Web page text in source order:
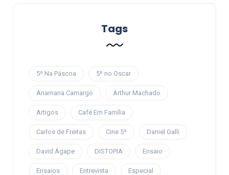
Tags
5º Na Páscoa 5º no Oscar
Anamaria Camargo Arthur Machado
Artigos Café Em Família
Carlos de Freitas Cine 5º Daniel Galli
David Ágape DISTOPIA Ensaio
Ensaios Entrevista Especial